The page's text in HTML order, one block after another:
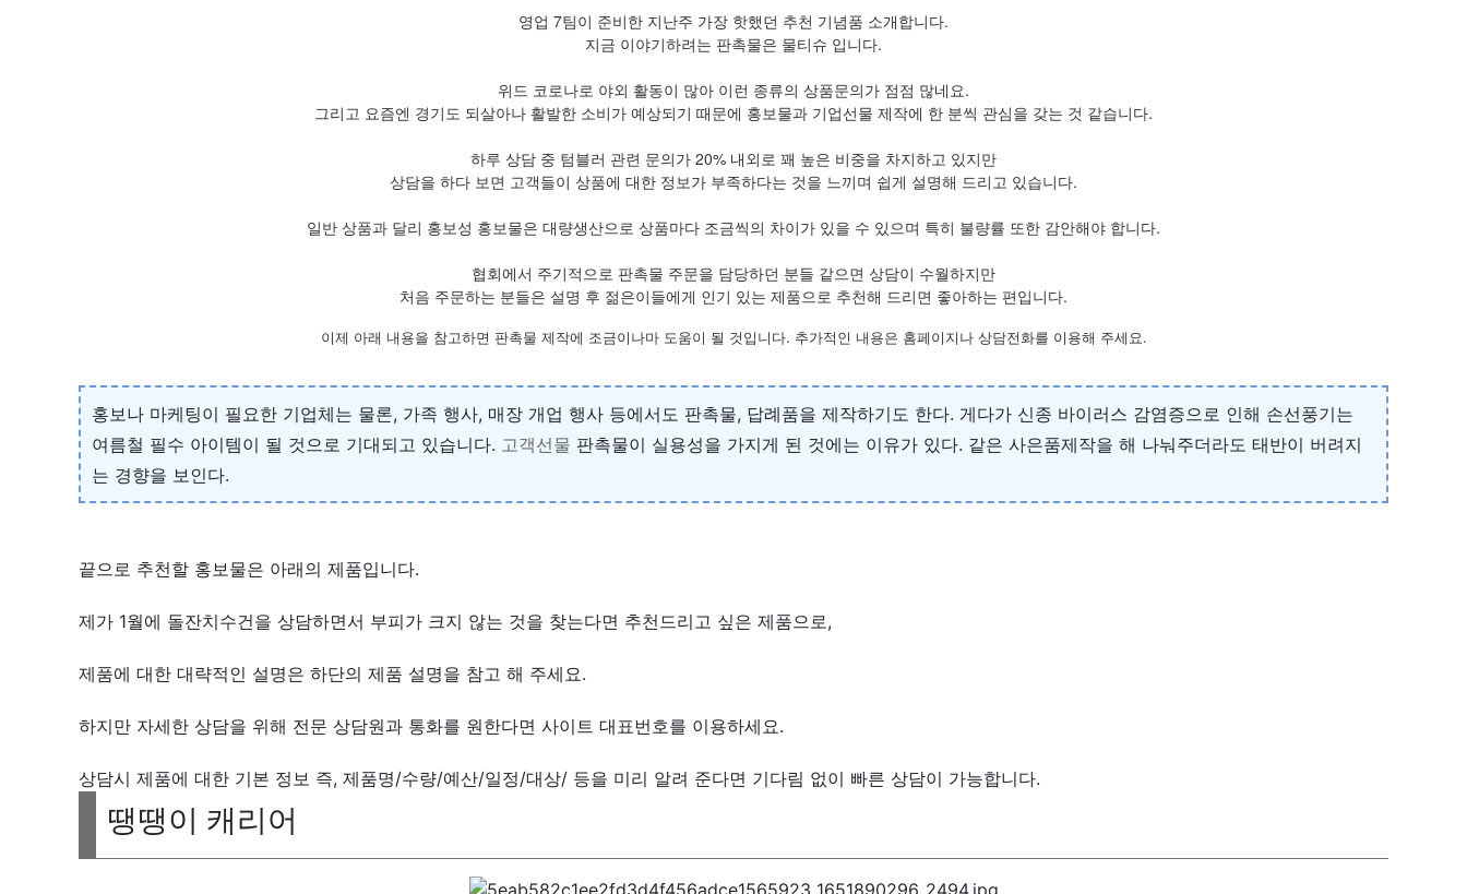
영업 7팀이 준비한 지난주 가장 핫했던 추천 기념품 소개합니다.
지금 이야기하려는 판촉물은 물티슈 입니다.
위드 코로나로 야외 활동이 많아 이런 종류의 상품문의가 점점 많네요.
그리고 요즘엔 경기도 되살아나 활발한 소비가 예상되기 때문에 홍보물과 기업선물 제작에 한 분씩 관심을 갖는 것 같습니다.
하루 상담 중 텀블러 관련 문의가 20% 내외로 꽤 높은 비중을 차지하고 있지만
상담을 하다 보면 고객들이 상품에 대한 정보가 부족하다는 것을 느끼며 쉽게 설명해 드리고 있습니다.
일반 상품과 달리 홍보성 홍보물은 대량생산으로 상품마다 조금씩의 차이가 있을 수 있으며 특히 불량률 또한 감안해야 합니다.
협회에서 주기적으로 판촉물 주문을 담당하던 분들 같으면 상담이 수월하지만
처음 주문하는 분들은 설명 후 젊은이들에게 인기 있는 제품으로 추천해 드리면 좋아하는 편입니다.
이제 아래 내용을 참고하면 판촉물 제작에 조금이나마 도움이 될 것입니다. 추가적인 내용은 홈페이지나 상담전화를 이용해 주세요.
홍보나 마케팅이 필요한 기업체는 물론, 가족 행사, 매장 개업 행사 등에서도 판촉물, 답례품을 제작하기도 한다. 게다가 신종 바이러스 감염증으로 인해 손선풍기는
여름철 필수 아이템이 될 것으로 기대되고 있습니다. 고객선물 판촉물이 실용성을 가지게 된 것에는 이유가 있다. 같은 사은품제작을 해 나눠주더라도 태반이 버려지
는 경향을 보인다.
끝으로 추천할 홍보물은 아래의 제품입니다.
제가 1월에 돌잔치수건을 상담하면서 부피가 크지 않는 것을 찾는다면 추천드리고 싶은 제품으로,
제품에 대한 대략적인 설명은 하단의 제품 설명을 참고 해 주세요.
하지만 자세한 상담을 위해 전문 상담원과 통화를 원한다면 사이트 대표번호를 이용하세요.
상담시 제품에 대한 기본 정보 즉, 제품명/수량/예산/일정/대상/ 등을 미리 알려 준다면 기다림 없이 빠른 상담이 가능합니다.
땡땡이 캐리어